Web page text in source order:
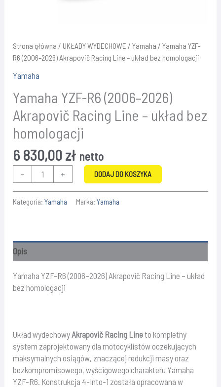
Strona główna / UKŁADY WYDECHOWE /Yamaha / Yamaha YZF-
R6 (2006–2026) Akrapovič Racing Line – układ bez homologacji
Yamaha
Yamaha YZF-R6 (2006–2026)
Akrapovič Racing Line – układ bez
homologacji
6 830,00zł netto
-
Yamaha
YZF-
R6
Akrapovič
Racing
–
układ
+ DODAJ DO KOSZYKA
Kategoria:Yamaha Marka:Yamaha
Opis
Yamaha YZF-R6 (2006–2026) Akrapovič Racing Line – układ
bez homologacji
Układ wydechowy Akrapovič Racing Lineto kompletny
system zaprojektowany dla motocyklistów oczekujących
maksymalnych osiągów, znaczącej redukcji masy oraz
bezkompromisowego, wyścigowego charakteru Yamaha
YZF-R6. Konstrukcja 4-Into-1 została opracowana w